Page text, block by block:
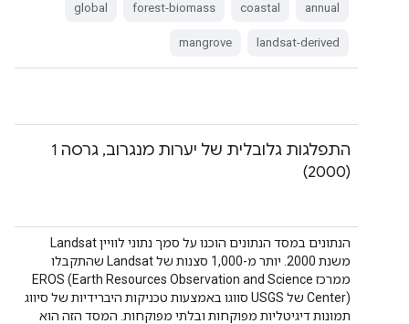
annual
coastal
forest-biomass
global
landsat-derived
mangrove
התפלגות גלובלית של יערות מנגרוב, גרסה 1
(2000)
הנתונים במסד הנתונים הוכנו על סמך נתוני לוויין Landsat
משנת 2000. יותר מ-1,000 סצנות של Landsat שהתקבלו
ממרכז EROS (Earth Resources Observation and Science
Center) של USGS סווגו באמצעות טכניקות היברידיות של סיווג
תמונות דיגיטליות מפוקחות ובלתי מפוקחות. המסד הזה הוא